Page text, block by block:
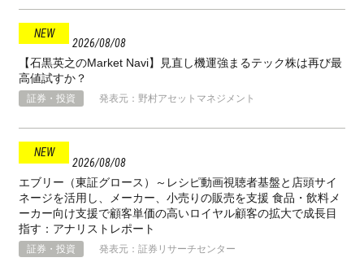
2026 08 08
【石黒英之のMarket Navi】見直し機運強まるテック株は再び最
高値試すか？
証券・投資 発表元：野村アセットマネジメント
2026 08 08
エブリー（東証グロース）～レシピ動画視聴者基盤と店頭サイ
ネージを活用し、メーカー、小売りの販売を支援 食品・飲料メ
ーカー向け支援で顧客単価の高いロイヤル顧客の拡大で成長目
指す：アナリストレポート
証券・投資 発表元：証券リサーチセンター